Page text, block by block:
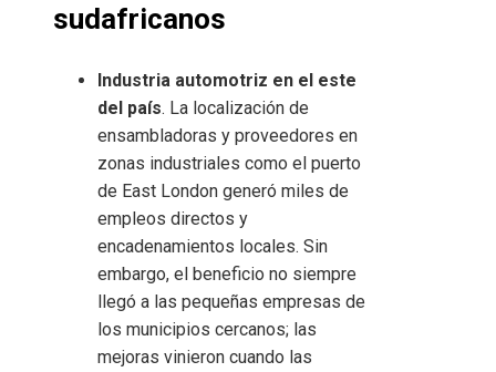
sudafricanos
Industria automotriz en el este
del país. La localización de
ensambladoras y proveedores en
zonas industriales como el puerto
de East London generó miles de
empleos directos y
encadenamientos locales. Sin
embargo, el beneficio no siempre
llegó a las pequeñas empresas de
los municipios cercanos; las
mejoras vinieron cuando las